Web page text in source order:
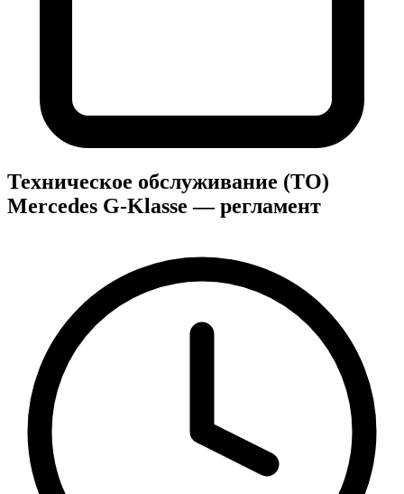
Техническое обслуживание (ТО)
Mercedes G-Klasse — регламент